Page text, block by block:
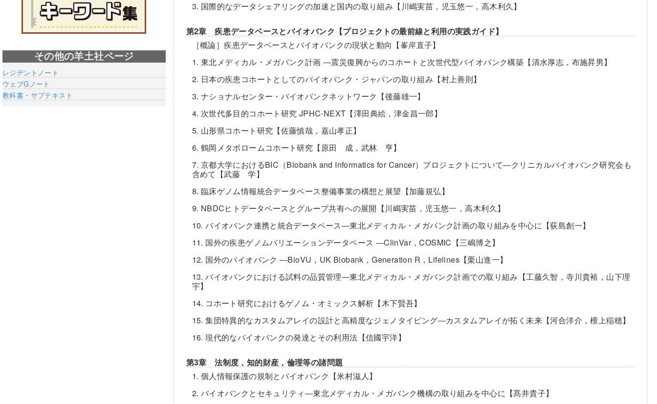
3. 国際的なデータシェアリングの加速と国内の取り組み【川嶋実苗，児玉悠一，高木利久】
第2章 疾患データベースとバイオバンク【プロジェクトの最前線と利用の実践ガイド】
［概論］疾患データベースとバイオバンクの現状と動向【峯岸直子】
1. 東北メディカル・メガバンク計画 ―震災復興からのコホートと次世代型バイオバンク構築【清水厚志，布施昇男】
2. 日本の疾患コホートとしてのバイオバンク・ジャパンの取り組み【村上善則】
3. ナショナルセンター・バイオバンクネットワーク【後藤雄一】
4. 次世代多目的コホート研究 JPHC-NEXT【澤田典絵，津金昌一郎】
5. 山形県コホート研究【佐藤慎哉，嘉山孝正】
6. 鶴岡メタボロームコホート研究【原田 成，武林 亨】
7. 京都大学におけるBIC（Biobank and Informatics for Cancer）プロジェクトについて―クリニカルバイオバンク研究会も
含めて【武藤 学】
8. 臨床ゲノム情報統合データベース整備事業の構想と展望【加藤規弘】
9. NBDCヒトデータベースとグループ共有への展開【川嶋実苗，児玉悠一，高木利久】
10. バイオバンク連携と統合データベース―東北メディカル・メガバンク計画の取り組みを中心に【荻島創一】
11. 国外の疾患ゲノムバリエーションデータベース ―ClinVar，COSMIC【三嶋博之】
12. 国外のバイオバンク ―BioVU，UK Biobank，Generation R，Lifelines【栗山進一】
13. バイオバンクにおける試料の品質管理―東北メディカル・メガバンク計画での取り組み【工藤久智，寺川貴裕，山下理
宇】
14. コホート研究におけるゲノム・オミックス解析【木下賢吾】
15. 集団特異的なカスタムアレイの設計と高精度なジェノタイピング―カスタムアレイが拓く未来【河合洋介，檀上稲穂】
16. 現代的なバイオバンクの発達とその利用法【信國宇洋】
第3章 法制度，知的財産，倫理等の諸問題
1. 個人情報保護の規制とバイオバンク【米村滋人】
2. バイオバンクとセキュリティ―東北メディカル・メガバンク機構の取り組みを中心に【髙井貴子】
その他の羊土社ページ
レジデントノート
ウェブGノート
教科書・サブテキスト